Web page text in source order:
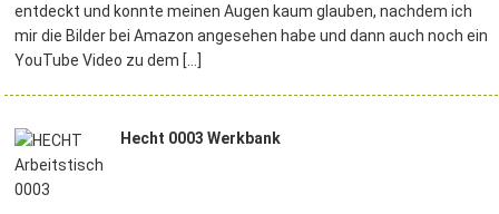
entdeckt und konnte meinen Augen kaum glauben, nachdem ich
mir die Bilder bei Amazon angesehen habe und dann auch noch ein
YouTube Video zu dem […]
Hecht 0003 Werkbank